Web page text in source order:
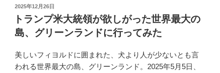
POSTED
ON
2025年12月26日
トランプ米大統領が欲しがった世界最大の
島、グリーンランドに行ってみた
美しいフィヨルドに囲まれた、犬より人が少ないとも言
われる世界最大の島、グリーンランド。2025年5月5日、